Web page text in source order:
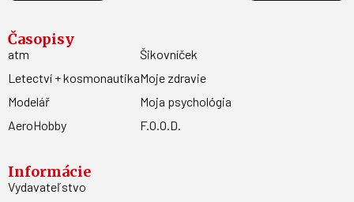
Časopisy
atm
Letectví + kosmonautika
Modelář
AeroHobby
Šikovníček
Moje zdravie
Moja psychológia
F.O.O.D.
Informácie
Vydavateľstvo